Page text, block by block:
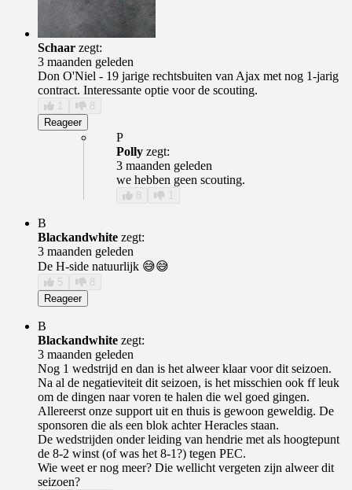
Schaar zegt:
3 maanden geleden
Don O'Niel ‐ 19 jarige rechtsbuiten van Ajax met nog 1-jarig
contract. Interessante optie voor de scouting.
1
8
Reageer
P
Polly zegt:
3 maanden geleden
we hebben geen scouting.
8 1
B
Blackandwhite zegt:
3 maanden geleden
De H-side natuurlijk 😅😅
5
8
Reageer
B
Blackandwhite zegt:
3 maanden geleden
Nog 1 wedstrijd en dan is het alweer klaar voor dit seizoen.
Na al de negatieviteit dit seizoen, is het misschien ook ff leuk
om de dingen naar voren te halen die wel goed gingen.
Allereerst onze support uit en thuis is gewoon geweldig. De
sponsoren die als een blok achter Heracles staan.
De wedstrijden onder leiding van hendrie met als hoogtepunt
de 8-2 winst (of was het 8-1?) tegen PEC.
Wie weet er nog meer? Die wellicht vergeten zijn alweer dit
seizoen?